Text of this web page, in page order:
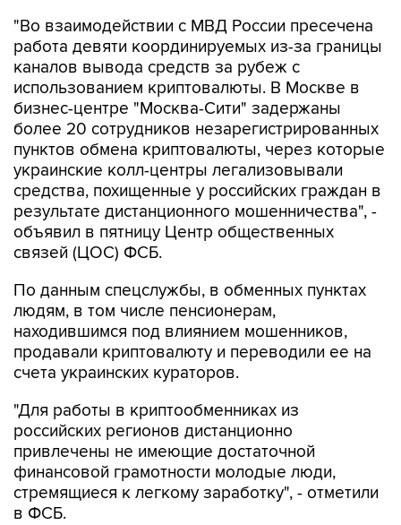
"Во взаимодействии с МВД России пресечена
работа девяти координируемых из-за границы
каналов вывода средств за рубеж с
использованием криптовалюты. В Москве в
бизнес-центре "Москва-Сити" задержаны
более 20 сотрудников незарегистрированных
пунктов обмена криптовалюты, через которые
украинские колл-центры легализовывали
средства, похищенные у российских граждан в
результате дистанционного мошенничества", -
объявил в пятницу Центр общественных
связей (ЦОС) ФСБ.
По данным спецслужбы, в обменных пунктах
людям, в том числе пенсионерам,
находившимся под влиянием мошенников,
продавали криптовалюту и переводили ее на
счета украинских кураторов.
"Для работы в криптообменниках из
российских регионов дистанционно
привлечены не имеющие достаточной
финансовой грамотности молодые люди,
стремящиеся к легкому заработку", - отметили
в ФСБ.